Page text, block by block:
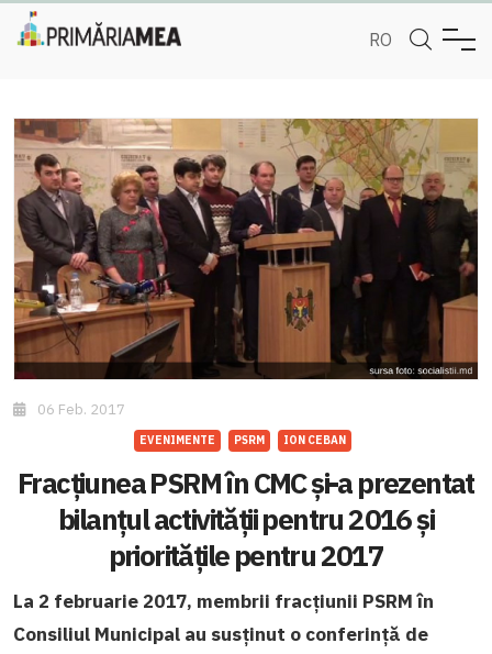
RO
06 Feb. 2017
EVENIMENTE PSRM ION CEBAN
Fracțiunea PSRM în CMC și-a prezentat
bilanțul activității pentru 2016 și
prioritățile pentru 2017
La 2 februarie 2017, membrii fracțiunii PSRM în
Consiliul Municipal au susținut o conferință de